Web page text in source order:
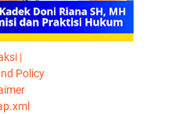
|
Policy